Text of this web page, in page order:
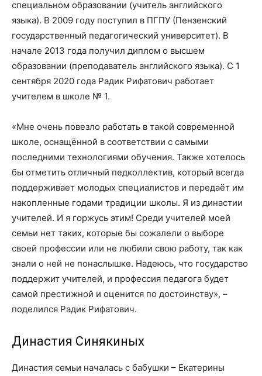
специальном образовании (учитель английского
языка). В 2009 году поступил в ПГПУ (Пензенский
государственный педагогический университет). В
начале 2013 года получил диплом о высшем
образовании (преподаватель английского языка). С 1
сентября 2020 года Радик Рифатович работает
учителем в школе № 1.
«Мне очень повезло работать в такой современной
школе, оснащённой в соответствии с самыми
последними технологиями обучения. Также хотелось
бы отметить отличный педколлектив, который всегда
поддерживает молодых специалистов и передаёт им
накопленные годами традиции школы. Я из династии
учителей. И я горжусь этим! Среди учителей моей
семьи нет таких, которые бы сожалели о выборе
своей профессии или не любили свою работу, так как
знали о ней не понаслышке. Надеюсь, что государство
поддержит учителей, и профессия педагога будет
самой престижной и оценится по достоинству», –
поделился Радик Рифатович.
Династия Синякиных
Династия семьи началась с бабушки – Екатерины